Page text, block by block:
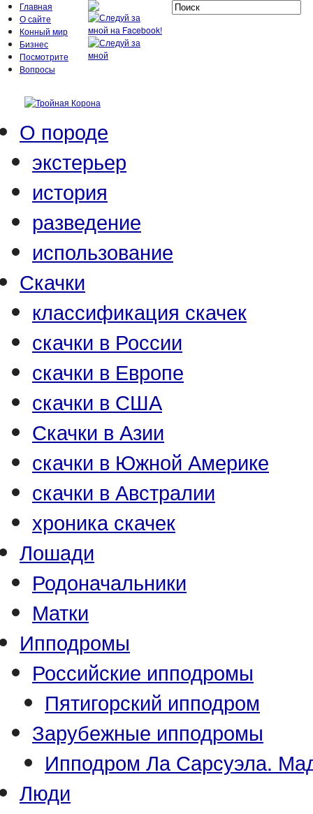
Главная
О сайте
Конный мир
Бизнес
Посмотрите
Вопросы
О породе
экстерьер
история
разведение
использование
Скачки
классификация скачек
скачки в России
скачки в Европе
скачки в США
Скачки в Азии
скачки в Южной Америке
скачки в Австралии
хроника скачек
Лошади
Родоначальники
Матки
Ипподромы
Российские ипподромы
Пятигорский ипподром
Зарубежные ипподромы
Ипподром Ла Сарсуэла.
Люди